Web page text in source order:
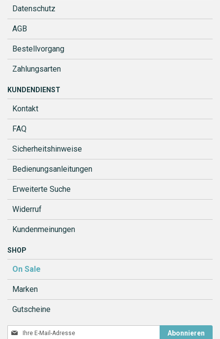
Datenschutz
AGB
Bestellvorgang
Zahlungsarten
KUNDENDIENST
Kontakt
FAQ
Sicherheitshinweise
Bedienungsanleitungen
Erweiterte Suche
Widerruf
Kundenmeinungen
SHOP
On Sale
Marken
Gutscheine
Melden
Abonnieren